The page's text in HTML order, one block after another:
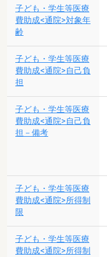
子ども・学生等医療
費助成<通院>対象年
齢
子ども・学生等医療
費助成<通院>自己負
担
子ども・学生等医療
費助成<通院>自己負
担－備考
子ども・学生等医療
費助成<通院>所得制
限
子ども・学生等医療
費助成<通院>所得制